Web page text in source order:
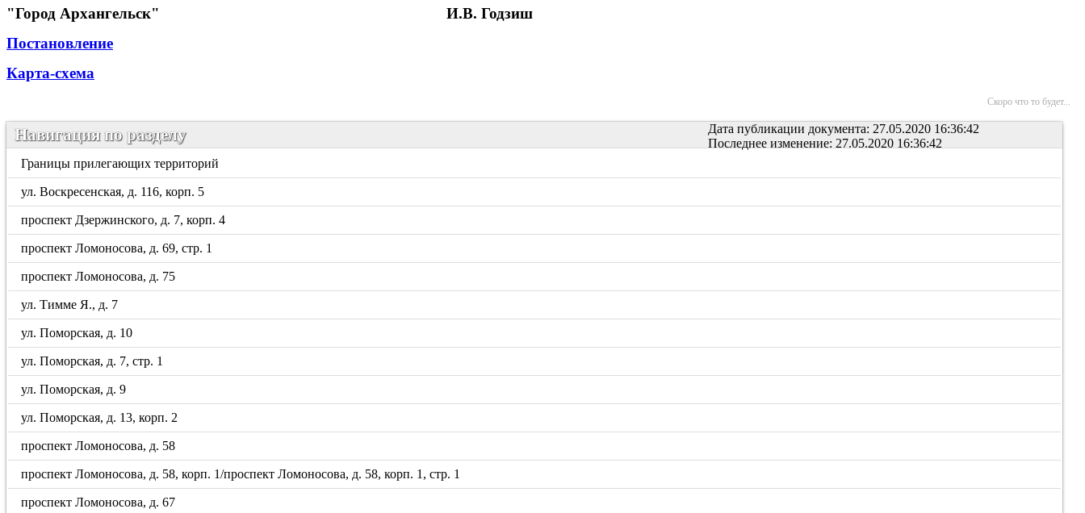
"Город Архангельск"
И.В. Годзиш
Постановление
Карта-схема
Скоро что то будет...
Дата публикации документа: 27.05.2020 16:36:42
Последнее изменение: 27.05.2020 16:36:42
Навигация по разделу
Границы прилегающих территорий
ул. Воскресенская, д. 116, корп. 5
проспект Дзержинского, д. 7, корп. 4
проспект Ломоносова, д. 69, стр. 1
проспект Ломоносова, д. 75
ул. Тимме Я., д. 7
ул. Поморская, д. 10
ул. Поморская, д. 7, стр. 1
ул. Поморская, д. 9
ул. Поморская, д. 13, корп. 2
проспект Ломоносова, д. 58
проспект Ломоносова, д. 58, корп. 1/проспект Ломоносова, д. 58, корп. 1, стр. 1
проспект Ломоносова, д. 67